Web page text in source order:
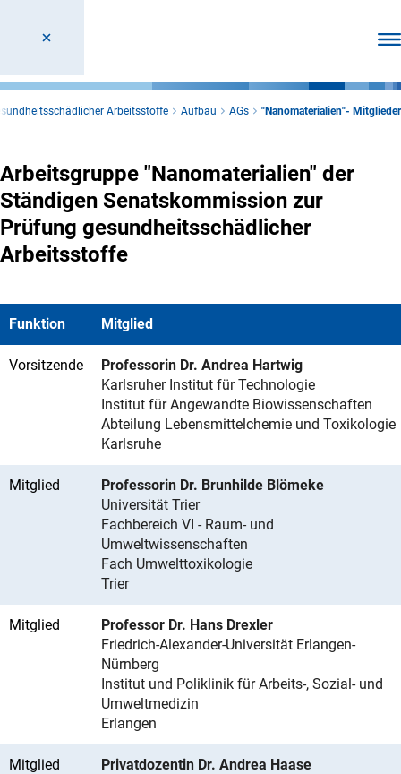
Arbeitsstoffe Aufbau AGs "Nanomaterialien"- Mitglieder
Arbeitsgruppe "Nanomaterialien" der
Ständigen Senatskommission zur
Prüfung gesundheitsschädlicher
Arbeitsstoffe
Funktion Mitglied
Vorsitzende
Professorin Dr. Andrea Hartwig
Karlsruher Institut für Technologie
Institut für Angewandte Biowissenschaften
Abteilung Lebensmittelchemie und Toxikologie
Karlsruhe
Mitglied
Professorin Dr. Brunhilde Blömeke
Universität Trier
Fachbereich VI - Raum- und
Umweltwissenschaften
Fach Umwelttoxikologie
Trier
Mitglied
Professor Dr. Hans Drexler
Friedrich-Alexander-Universität Erlangen-
Nürnberg
Institut und Poliklinik für Arbeits-, Sozial- und
Umweltmedizin
Erlangen
Mitglied
Privatdozentin Dr. Andrea Haase